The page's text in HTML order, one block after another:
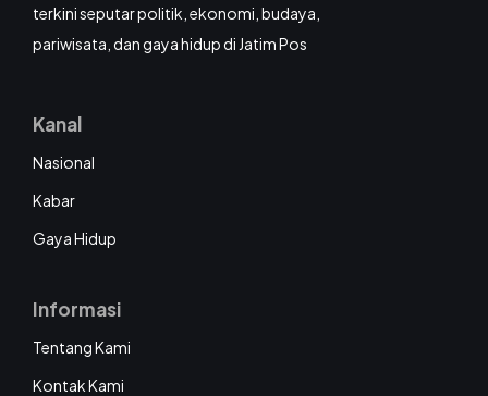
terkini seputar politik, ekonomi, budaya,
pariwisata, dan gaya hidup di Jatim Pos
Kanal
Nasional
Kabar
Gaya Hidup
Informasi
Tentang Kami
Kontak Kami